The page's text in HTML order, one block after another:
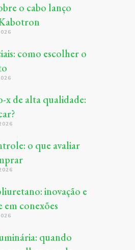
o cabo lanço
como escolher o
x de alta qualidade:
o que avaliar
inovação e
conexões
quando